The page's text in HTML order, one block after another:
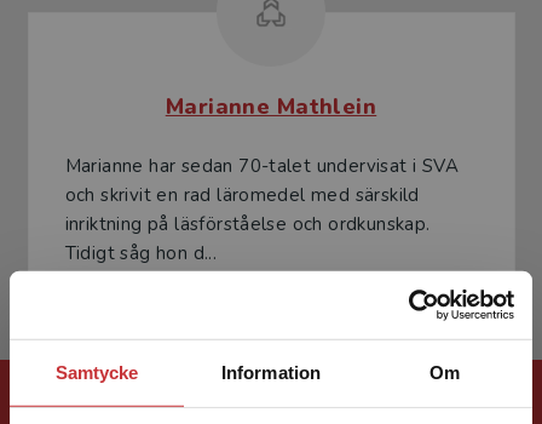
Samtycke Information Om
Marianne Mathlein
Marianne har sedan 70-talet undervisat i SVA
och skrivit en rad läromedel med särskild
inriktning på läsförståelse och ordkunskap.
Tidigt såg hon d...
Förlagskontakt